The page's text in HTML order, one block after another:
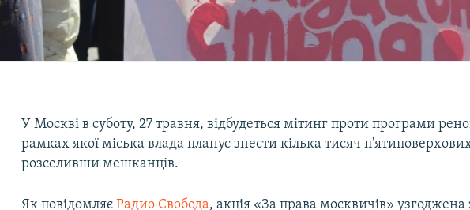
У Москві в суботу, 27 травня, відбудеться мітинг проти програми
рамках якої міська влада планує знести кілька тисяч
розселивши мешканців.
Як повідомляєРадио Свобода, акція «За права москвичів»